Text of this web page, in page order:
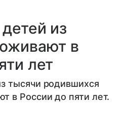
из
в
лет
тысячи родившихся
в России до пяти лет.